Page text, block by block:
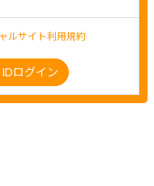
ルサイト利用規約
ログイン